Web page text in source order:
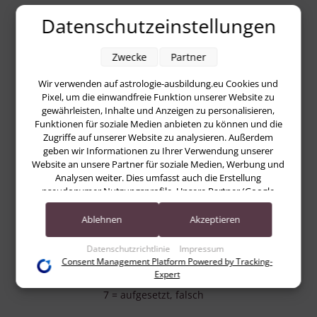
1
2
3
5
7 = aufgesetzt, falsch
Datenschutzeinstellungen
Wir verwenden auf astrologie-ausbildung.eu Cookies und
Pixel, um die einwandfreie Funktion unserer Website zu
gewährleisten, Inhalte und Anzeigen zu personalisieren,
Funktionen für soziale Medien anbieten zu können und die
Zugriffe auf unserer Website zu analysieren. Außerdem
geben wir Informationen zu Ihrer Verwendung unserer
Website an unsere Partner für soziale Medien, Werbung und
Analysen weiter. Dies umfasst auch die Erstellung
pseudonymer Nutzungsprofile. Unsere Partner (Google
Advertising Products) führen diese Informationen
möglicherweise mit weiteren Daten zusammen, die Sie ihnen
Accounts) oder welche sie im Rahmen Ihrer Nutzung der
Dienste gesammelt haben (bspw. Nutzungsdaten anderer
Geräte). Ihre Einwilligung zur Nutzung von Cookies und
Pixeln können Sie jederzeit widerrufen, indem Sie auf den
Datenschutz-Button links unten klicken und dort die
Datenschutzrichtlinie Impressum
Zwecke Partner
Ablehnen Akzeptieren
Consent Management Platform Powered by Tracking-
Expert